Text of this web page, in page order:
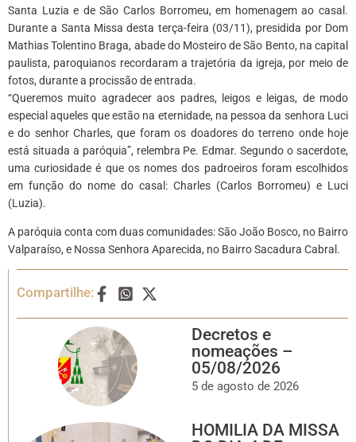
Santa Luzia e de São Carlos Borromeu, em homenagem ao casal.
Durante a Santa Missa desta terça-feira (03/11), presidida por Dom
Mathias Tolentino Braga, abade do Mosteiro de São Bento, na capital
paulista, paroquianos recordaram a trajetória da igreja, por meio de
fotos, durante a procissão de entrada.
“Queremos muito agradecer aos padres, leigos e leigas, de modo
especial aqueles que estão na eternidade, na pessoa da senhora Luci
e do senhor Charles, que foram os doadores do terreno onde hoje
está situada a paróquia”, relembra Pe. Edmar. Segundo o sacerdote,
uma curiosidade é que os nomes dos padroeiros foram escolhidos
em função do nome do casal: Charles (Carlos Borromeu) e Luci
(Luzia).
A paróquia conta com duas comunidades: São João Bosco, no Bairro
Valparaíso, e Nossa Senhora Aparecida, no Bairro Sacadura Cabral.
Compartilhe:
Decretos e
nomeações –
05/08/2026
5 de agosto de 2026
HOMILIA DA MISSA